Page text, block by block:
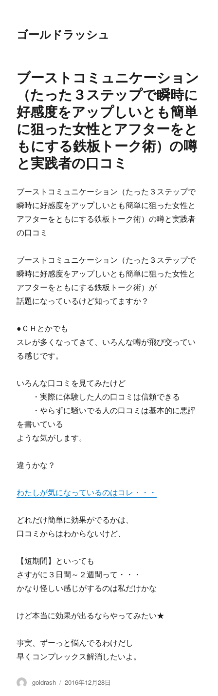
ゴールドラッシュ
ブーストコミュニケーション
（たった３ステップで瞬時に
好感度をアップしいとも簡単
に狙った女性とアフターをと
もにする鉄板トーク術）の噂
と実践者の口コミ
ブーストコミュニケーション（たった３ステップで
瞬時に好感度をアップしいとも簡単に狙った女性と
アフターをともにする鉄板トーク術）の噂と実践者
の口コミ
ブーストコミュニケーション（たった３ステップで
瞬時に好感度をアップしいとも簡単に狙った女性と
アフターをともにする鉄板トーク術）が
話題になっているけど知ってますか？
●ＣＨとかでも
スレが多くなってきて、いろんな噂が飛び交ってい
る感じです。
いろんな口コミを見てみたけど
・実際に体験した人の口コミは信頼できる
・やらずに騒いでる人の口コミは基本的に悪評
を書いている
ような気がします。
違うかな？
わたしが気になっているのはコレ・・・
どれだけ簡単に効果がでるかは、
口コミからはわからないけど、
【短期間】といっても
さすがに３日間～２週間って・・・
かなり怪しい感じがするのは私だけかな
けど本当に効果が出るならやってみたい★
事実、ずーっと悩んでるわけだし
早くコンプレックス解消したいよ。
投
goldrash
投
2016年12月28日